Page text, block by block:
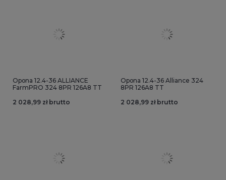
Opona 12.4-36 ALLIANCE
FarmPRO 324 8PR 126A8 TT
2 028,99 zł brutto
Opona 12.4-36 Alliance 324
8PR 126A8 TT
2 028,99 zł brutto